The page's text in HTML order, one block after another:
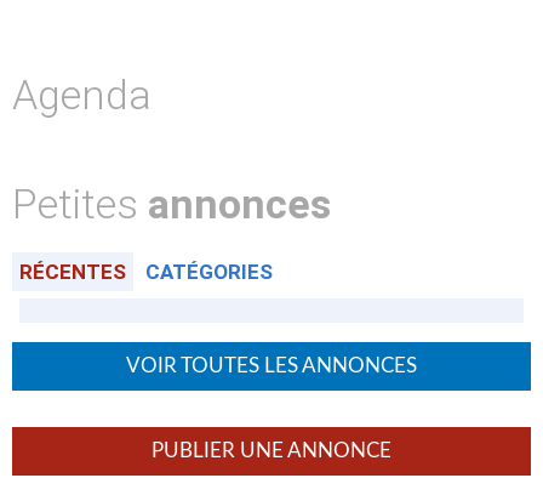
Agenda
Petites annonces
RÉCENTES CATÉGORIES
VOIR TOUTES LES ANNONCES
PUBLIER UNE ANNONCE